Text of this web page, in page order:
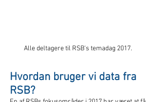
Alle deltagere til RSB's temadag 2017.
Hvordan bruger vi data fra
RSB?